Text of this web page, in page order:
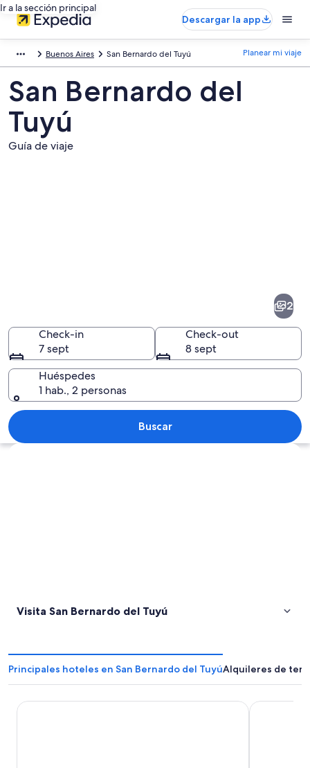
Ir a la sección principal
Descargar la app
Buenos Aires San Bernardo del Tuyú Planear mi viaje
San Bernardo del
Tuyú
Guía de viaje
del
Tuyú
Un paisaje urbano costero con playa,
2
Check-in
7 sept
Check-out
8 sept
Huéspedes
1 hab., 2 personas
Buscar
Ver mapa
Visita San Bernardo del Tuyú
Principales hoteles en San Bernardo del TuyúAlquileres de
Hotel Colonial Hostal Del